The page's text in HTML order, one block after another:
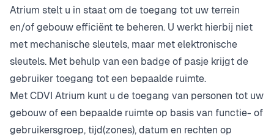
Atrium stelt u in staat om de toegang tot uw terrein
en/of gebouw efficiënt te beheren. U werkt hierbij niet
met mechanische sleutels, maar met elektronische
sleutels. Met behulp van een badge of pasje krijgt de
gebruiker toegang tot een bepaalde ruimte.
Met CDVI Atrium kunt u de toegang van personen tot uw
gebouw of een bepaalde ruimte op basis van functie- of
gebruikersgroep, tijd(zones), datum en rechten op